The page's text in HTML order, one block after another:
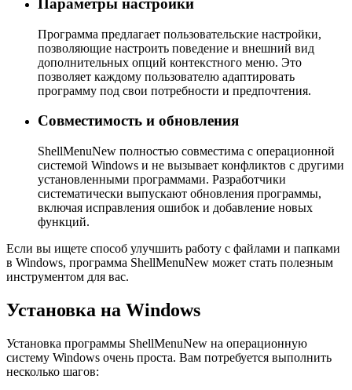
Параметры настройки
Программа предлагает пользовательские настройки,
позволяющие настроить поведение и внешний вид
дополнительных опций контекстного меню. Это
позволяет каждому пользователю адаптировать
программу под свои потребности и предпочтения.
Совместимость и обновления
ShellMenuNew полностью совместима с операционной
системой Windows и не вызывает конфликтов с другими
установленными программами. Разработчики
систематически выпускают обновления программы,
включая исправления ошибок и добавление новых
функций.
Если вы ищете способ улучшить работу с файлами и папками
в Windows, программа ShellMenuNew может стать полезным
инструментом для вас.
Установка на Windows
Установка программы ShellMenuNew на операционную
систему Windows очень проста. Вам потребуется выполнить
несколько шагов: